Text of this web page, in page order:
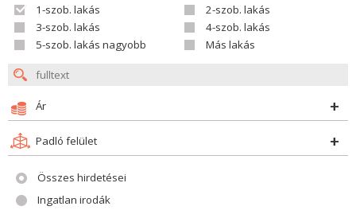
1-szob. lakás
2-szob. lakás
3-szob. lakás
4-szob. lakás
5-szob. lakás nagyobb
Más lakás
Ár
Padló felület
Összes hirdetései
Ingatlan irodák